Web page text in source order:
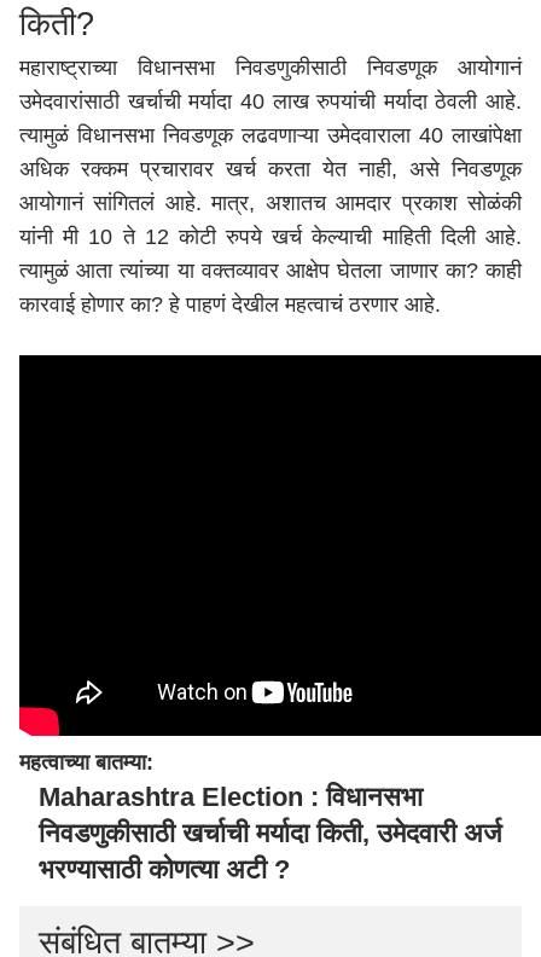
किती?
महाराष्ट्राच्या विधानसभा निवडणुकीसाठी निवडणूक आयोगानं
उमेदवारांसाठी खर्चाची मर्यादा 40 लाख रुपयांची मर्यादा ठेवली आहे.
त्यामुळं विधानसभा निवडणूक लढवणाऱ्या उमेदवाराला 40 लाखांपेक्षा
अधिक रक्कम प्रचारावर खर्च करता येत नाही, असे निवडणूक
आयोगानं सांगितलं आहे. मात्र, अशातच आमदार प्रकाश सोळंकी
यांनी मी 10 ते 12 कोटी रुपये खर्च केल्याची माहिती दिली आहे.
त्यामुळं आता त्यांच्या या वक्तव्यावर आक्षेप घेतला जाणार का? काही
कारवाई होणार का? हे पाहणं देखील महत्वाचं ठरणार आहे.
महत्वाच्या बातम्या:
Maharashtra Election : विधानसभा
निवडणुकीसाठी खर्चाची मर्यादा किती, उमेदवारी अर्ज
भरण्यासाठी कोणत्या अटी ?
संबंधित बातम्या >>